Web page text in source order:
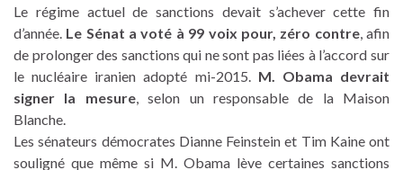
Le régime actuel de sanctions devait s’achever cette fin
d’année. Le Sénat a voté à 99 voix pour, zéro contre, afin
de prolonger des sanctions qui ne sont pas liées à l’accord sur
le nucléaire iranien adopté mi-2015. M. Obama devrait
signer la mesure, selon un responsable de la Maison
Blanche.
Les sénateurs démocrates Dianne Feinstein et Tim Kaine ont
souligné que même si M. Obama lève certaines sanctions